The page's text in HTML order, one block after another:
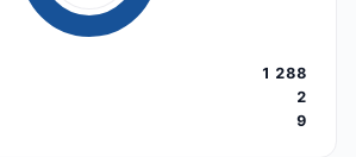
1 288
2
9